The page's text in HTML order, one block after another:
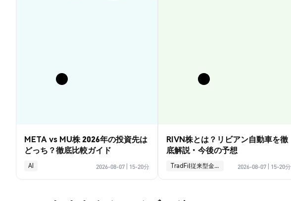
META vs MU株 2026年の投資先は
どっち？徹底比較ガイド
AI 2026-08-07 15-20分
RIVN株とは？リビアン自動車を徹
底解説・今後の予想
TradFi(従来型金融) 2026-08-07 15-20分